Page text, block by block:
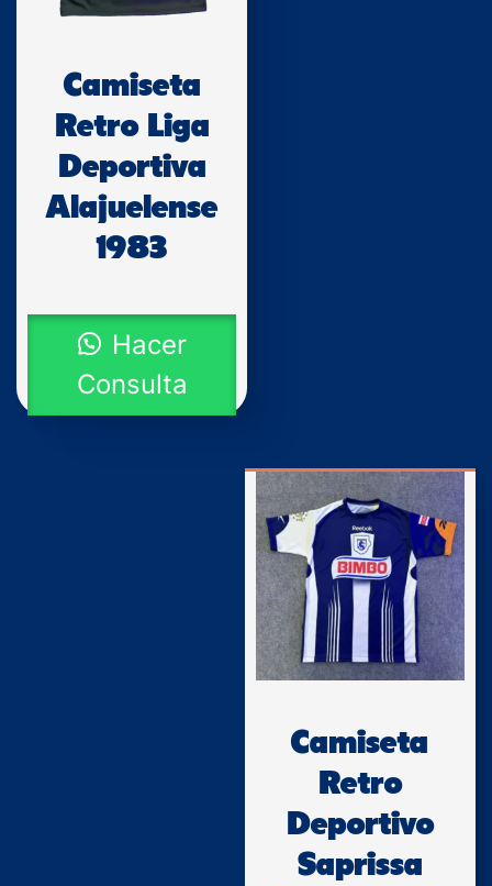
Camiseta
Retro Liga
Deportiva
Alajuelense
1983
Hacer
Consulta
Camiseta
Retro
Deportivo
Saprissa